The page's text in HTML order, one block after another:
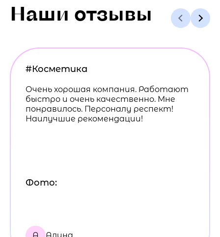
Наши отзывы
#Косметика
Очень хорошая компания. Работают
быстро и очень качественно. Мне
понравилось. Персоналу респект!
Наилучшие рекомендации!
Фото: